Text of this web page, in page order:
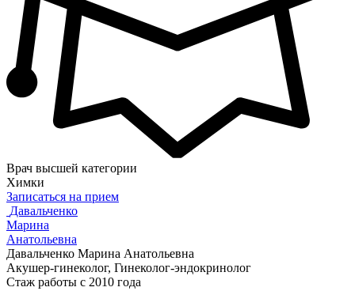
Врач высшей категории
Химки
Записаться на прием
Давальченко
Марина
Анатольевна
Давальченко Марина Анатольевна
Акушер-гинеколог, Гинеколог-эндокринолог
Стаж работы с 2010 года